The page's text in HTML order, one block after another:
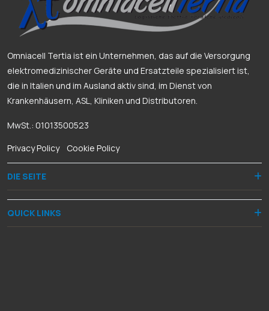
Omniacell Tertia ist ein Unternehmen, das auf die Versorgung
elektromedizinischer Geräte und Ersatzteile spezialisiert ist,
die in Italien und im Ausland aktiv sind, im Dienst von
Krankenhäusern, ASL, Kliniken und Distributoren.
MwSt.: 01013500523
Privacy Policy- Cookie Policy
DIE SEITE
QUICK LINKS